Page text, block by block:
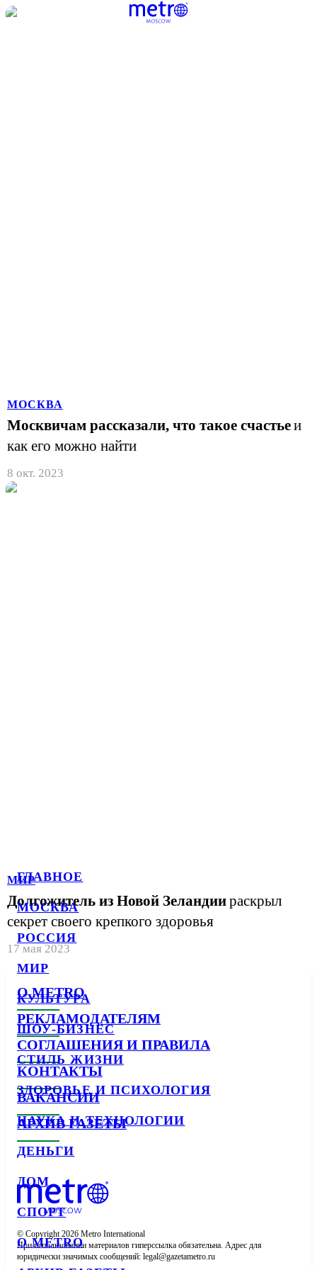
ГЛАВНОЕ
МОСКВА
РОССИЯ
МИР
КУЛЬТУРА
ШОУ-БИЗНЕС
СТИЛЬ ЖИЗНИ
ЗДОРОВЬЕ И ПСИХОЛОГИЯ
НАУКА И ТЕХНОЛОГИИ
ДЕНЬГИ
ДОМ
СПОРТ
О METRO
МОСКВА
Москвичам рассказали, что такое счастьеи
как его можно найти
8 окт. 2023
МИР
Долгожитель из Новой Зеландиираскрыл
секрет своего крепкого здоровья
17 мая 2023
О METRO
РЕКЛАМОДАТЕЛЯМ
СОГЛАШЕНИЯ И ПРАВИЛА
КОНТАКТЫ
ВАКАНСИИ
АРХИВ ГАЗЕТЫ
© Copyright 2026 Metro International
При использовании материалов гиперссылка обязательна. Адрес для
юридически значимых сообщений: